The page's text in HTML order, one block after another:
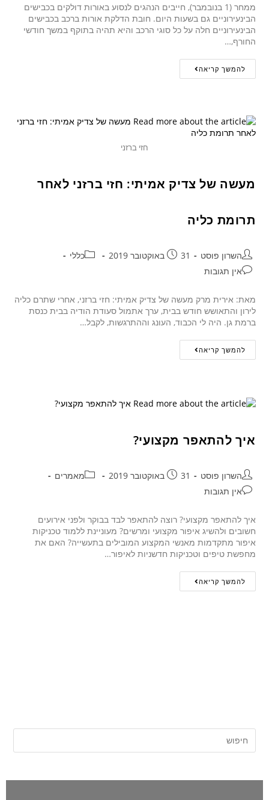
ממחר (1 בנובמבר), חייבים הנהגים לנסוע באורות דולקים בכבישים
הבינעירוניים גם בשעות היום. חובת הדלקת אורות ברכב בכבישים
הבינעירוניים חלה על כל סוגי הרכב והיא תהיה בתוקף במשך חודשי
החורף,…
להמשך קריאה
חזי ברזני
מעשה של צדיק אמיתי: חזי ברזני לאחר
תרומת כליה
השרון פוסט 31 באוקטובר 2019
כללי
אין תגובות
מאת: אירית מרק מעשה של צדיק אמיתי: חזי ברזני, אחרי שתרם כליה
לירון והתאושש חודש בבית, ערך אתמול סעודת הודיה בבית כנסת
ברמת גן. היה לי הכבוד, העונג וההתרגשות, לקבל…
להמשך קריאה
איך להתאפר מקצועי?
השרון פוסט 31 באוקטובר 2019
מאמרים
אין תגובות
איך להתאפר מקצועי? רוצה להתאפר לבד בבוקר ולפני אירועים
חשובים ולהשיג איפור מקצועי ומרשים? מעוניינת ללמוד טכניקות
איפור מתקדמות מאנשי המקצוע המובילים בתעשייה? האם את
מחפשת טיפים וטכניקות חדשניות לאיפור…
להמשך קריאה